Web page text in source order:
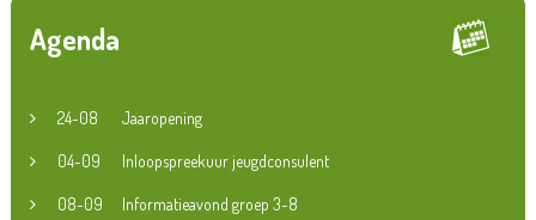
Agenda
24-08 Jaaropening
04-09 Inloopspreekuur jeugdconsulent
08-09 Informatieavond groep 3-8